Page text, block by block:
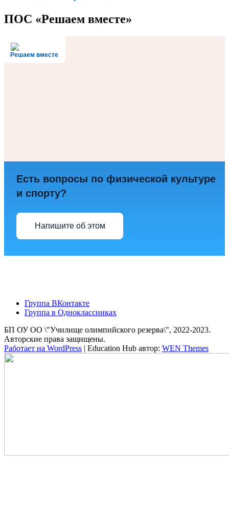
ПОС «Решаем вместе»
Решаем вместе
Есть вопросы по физической культуре
и спорту?
Напишите об этом
Группа ВКонтакте
Группа в Одноклассниках
БП ОУ ОО \"Училище олимпийского резерва\", 2022-2023.
Авторские права защищены.
Работает на WordPress | Education Hub автор: WEN Themes